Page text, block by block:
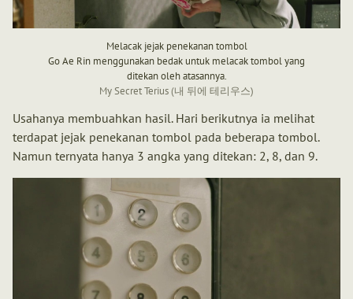
Melacak jejak penekanan tombol
Go Ae Rin menggunakan bedak untuk melacak tombol yang
ditekan oleh atasannya.
My Secret Terius (내 뒤에 테리우스)
Usahanya membuahkan hasil. Hari berikutnya ia melihat
terdapat jejak penekanan tombol pada beberapa tombol.
Namun ternyata hanya 3 angka yang ditekan: 2, 8, dan 9.